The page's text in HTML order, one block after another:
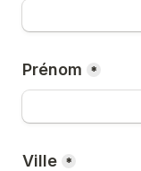
Prénom *
Ville *